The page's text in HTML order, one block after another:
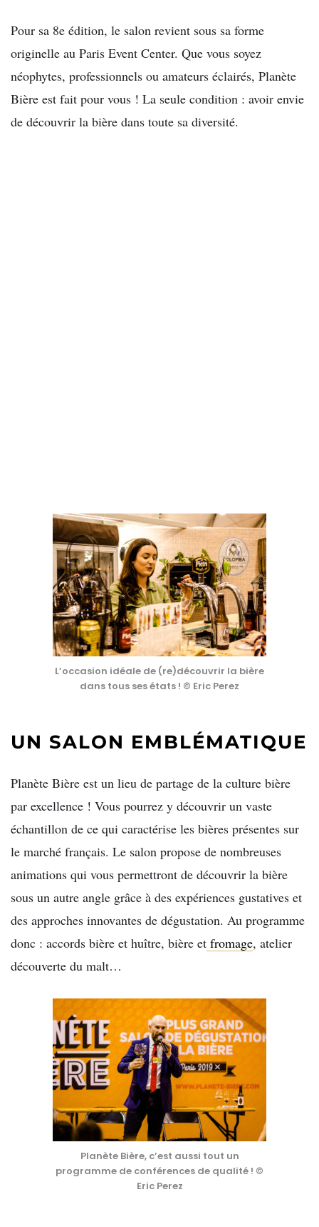
Pour sa 8e édition, le salon revient sous sa forme
originelle au Paris Event Center. Que vous soyez
néophytes, professionnels ou amateurs éclairés, Planète
Bière est fait pour vous ! La seule condition : avoir envie
de découvrir la bière dans toute sa diversité.
L’occasion idéale de (re)découvrir la bière
dans tous ses états ! © Eric Perez
UN SALON EMBLÉMATIQUE
Planète Bière est un lieu de partage de la culture bière
par excellence ! Vous pourrez y découvrir un vaste
échantillon de ce qui caractérise les bières présentes sur
le marché français. Le salon propose de nombreuses
animations qui vous permettront de découvrir la bière
sous un autre angle grâce à des expériences gustatives et
des approches innovantes de dégustation. Au programme
donc : accords bière et huître, bière et fromage, atelier
découverte du malt…
Planète Bière, c’est aussi tout un
programme de conférences de qualité ! ©
Eric Perez